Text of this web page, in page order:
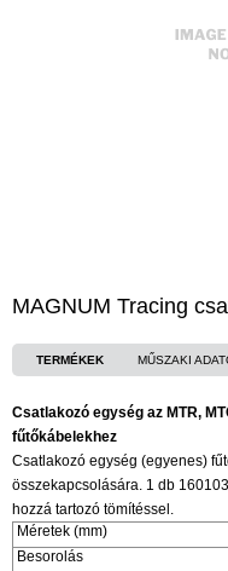
MAGNUM Tracing
TERMÉKEK MŰSZAKI
Csatlakozó egység az MTR,
fűtőkábelekhez
Csatlakozó egység (egyenes)
összekapcsolására. 1 db
hozzá tartozó tömítéssel.
Méretek (mm)
Besorolás